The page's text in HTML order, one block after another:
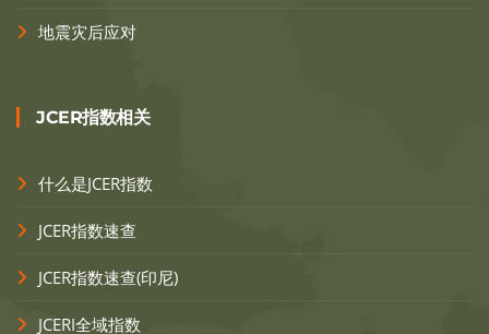
地震灾后应对
JCER指数相关
什么是JCER指数
JCER指数速查
JCER指数速查(印尼)
JCERI全域指数